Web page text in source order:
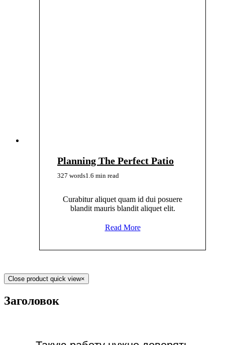
Planning The Perfect Patio
327 words1.6 min read
Curabitur aliquet quam id dui posuere
blandit mauris blandit aliquet elit.
Read More
Close product quick view×
Заголовок